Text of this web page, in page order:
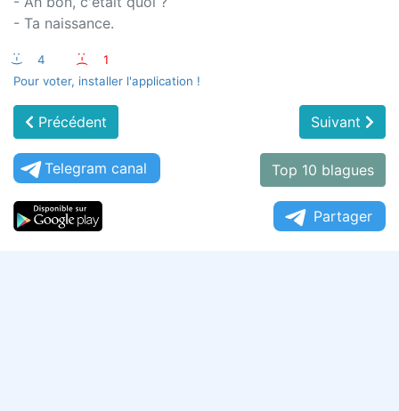
- Ta naissance.
:-) 4 :-(
1
Pour voter, installer l'application !
Précédent Suivant
Telegram canal Top 10 blagues
Partager